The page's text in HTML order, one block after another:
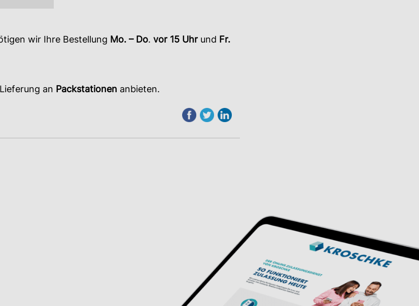
wir Ihre Bestellung Mo. – Do. vor 15 Uhrund Fr.
an Packstationen anbieten.